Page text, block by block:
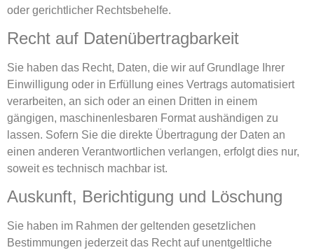
oder gerichtlicher Rechtsbehelfe.
Recht auf Daten­übertrag­barkeit
Sie haben das Recht, Daten, die wir auf Grundlage Ihrer
Einwilligung oder in Erfüllung eines Vertrags automatisiert
verarbeiten, an sich oder an einen Dritten in einem
gängigen, maschinenlesbaren Format aushändigen zu
lassen. Sofern Sie die direkte Übertragung der Daten an
einen anderen Verantwortlichen verlangen, erfolgt dies nur,
soweit es technisch machbar ist.
Auskunft, Berichtigung und Löschung
Sie haben im Rahmen der geltenden gesetzlichen
Bestimmungen jederzeit das Recht auf unentgeltliche